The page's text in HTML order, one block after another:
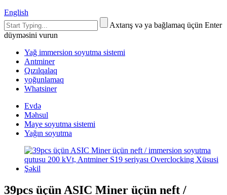
English
Axtarış və ya bağlamaq üçün Enter
düyməsini vurun
Yağ immersion soyutma sistemi
Antminer
Qızılqalaq
yoğunlamaq
Whatsiner
Evdə
Məhsul
Maye soyutma sistemi
Yağın soyutma
39pcs üçün ASIC Miner üçün neft /